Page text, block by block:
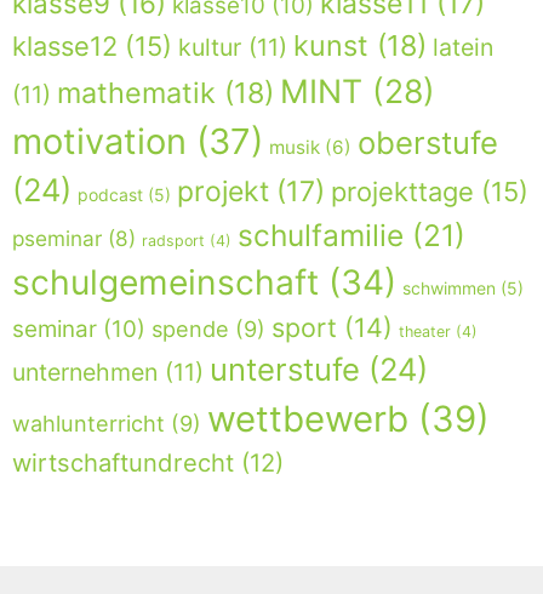
klasse10 (10)
klasse12 (15) kultur (11) kunst (18) latein
(11) mathematik (18) MINT (28)
motivation (37) musik (6) oberstufe
(24) podcast (5) projekt (17) projekttage (15)
pseminar (8) radsport (4) schulfamilie (21)
schulgemeinschaft (34) schwimmen (5)
seminar (10) spende (9) sport (14) theater (4)
unternehmen (11) unterstufe (24)
wahlunterricht (9) wettbewerb (39)
wirtschaftundrecht (12)